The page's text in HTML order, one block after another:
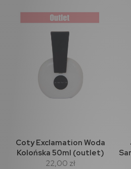
Coty Exclamation Woda
Kolońska 50ml (outlet)
22,00 zł